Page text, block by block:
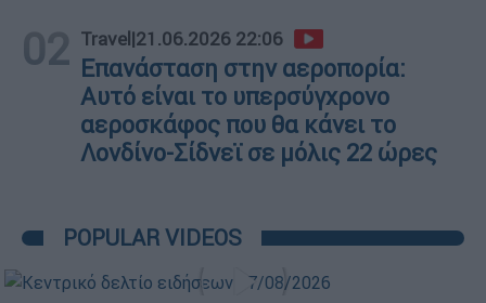
02 Travel |21.06.2026 22:06
Επανάσταση στην αεροπορία:
Αυτό είναι το υπερσύγχρονο
αεροσκάφος που θα κάνει το
Λονδίνο-Σίδνεϊ σε μόλις 22 ώρες
POPULAR VIDEOS